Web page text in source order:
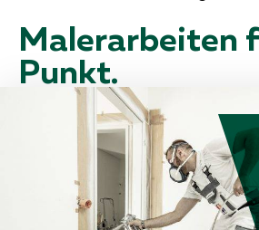
Malerarbeiten
Punkt.